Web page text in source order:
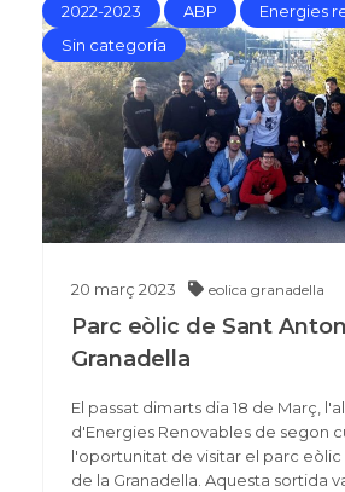
2022-2023 ABP
Energies
Sin categoría
20 març 2023 eolica granadella
Parc eòlic de Sant
Granadella
El passat dimarts dia 18 de Març,
d'Energies Renovables de segon
l'oportunitat de visitar el parc
de la Granadella. Aquesta sortida